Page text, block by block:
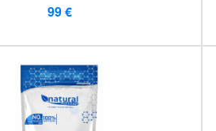
99 €